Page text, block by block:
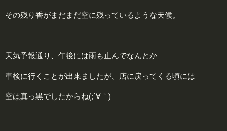
その残り香がまだまだ空に残っているような天候。
天気予報通り、午後には雨も止んでなんとか
車検に行くことが出来ましたが、店に戻ってくる頃には
空は真っ黒でしたからね(;´∀｀)